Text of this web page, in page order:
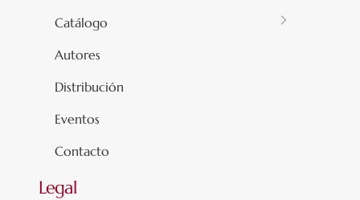
Catálogo
Autores
Distribución
Eventos
Contacto
Legal